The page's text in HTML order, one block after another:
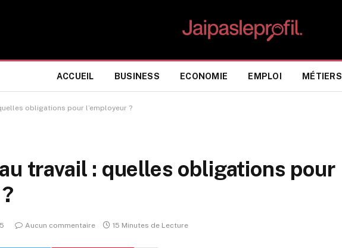
ACCUEIL BUSINESS ECONOMIE EMPLOI MÉTIERS
obligations pour l’employeur ?
travail : quelles obligations pour
Aucun commentaire 15 Minutes de Lecture